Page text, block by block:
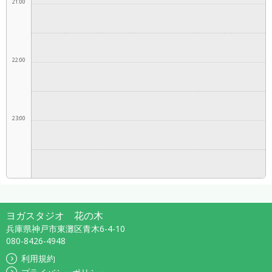
22:00
23:00
ヨガスタジオ 花の木
兵庫県神戸市東灘区青木6-4-10
080-8426-4948
利用規約